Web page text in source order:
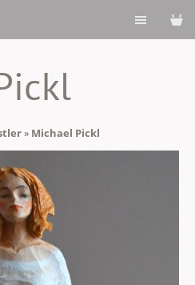
» Michael Pickl